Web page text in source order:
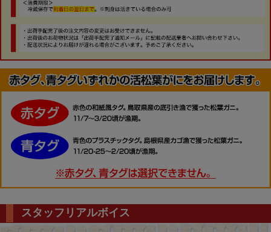
スタッフリアルボイス